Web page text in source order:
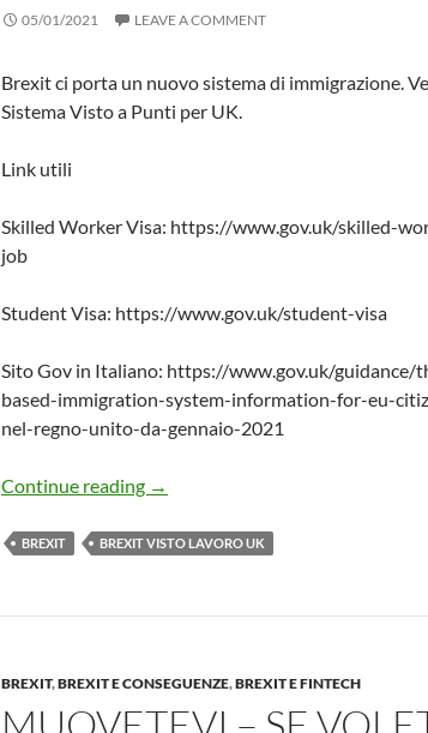
05/01/2021 LEAVE A COMMENT
Brexit ci porta un nuovo sistema di immigrazione.
Sistema Visto a Punti per UK.
Link utili
Skilled Worker Visa: https://www.gov.uk/skilled-
job
Student Visa: https://www.gov.uk/student-visa
Sito Gov in Italiano: https://www.gov.uk/guidance/
based-immigration-system-information-for-eu-
nel-regno-unito-da-gennaio-2021
Continue reading Nuovo Sistema Di Immigrazione
→
BREXIT BREXIT VISTO LAVORO UK
BREXIT,BREXIT E CONSEGUENZE,BREXIT E FINTECH